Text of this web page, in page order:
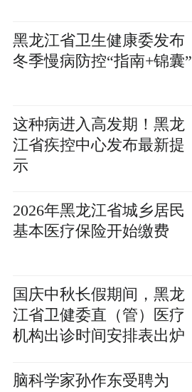
黑龙江省卫生健康委发布
冬季慢病防控“指南+锦囊”
这种病进入高发期！黑龙
江省疾控中心发布最新提
示
2026年黑龙江省城乡居民
基本医疗保险开始缴费
国庆中秋长假期间，黑龙
江省卫健委直（管）医疗
机构出诊时间安排表出炉
脑科学家孙作东受聘为